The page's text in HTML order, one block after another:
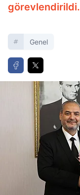
görevlendirildi.
Genel